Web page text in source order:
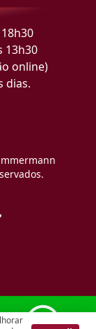
13h30
online)
dias.